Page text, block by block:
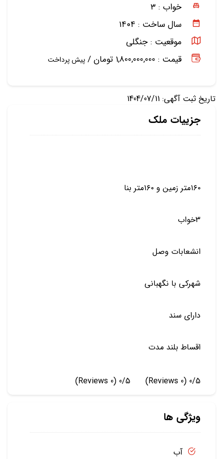
خواب : ۳
سال ساخت : ۱۴۰۴
موقعیت : جنگلی
قیمت : 1,800,000,000 تومان /
پیش پرداخت
تاریخ ثبت آگهی: 1404/07/11
جزییات ملک
۱۶۰متر زمین و ۱۶۰متر بنا
۳خواب
انشعابات وصل
شهرکی با نگهبانی
دارای سند
اقساط بلند مدت
0/5
(0 Reviews)
0/5
(0 Reviews)
ویژگی ها
آب